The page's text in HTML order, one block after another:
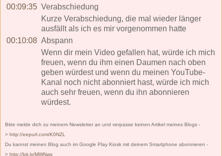
00:09:35 Verabschiedung
Kurze Verabschiedung, die mal wieder länger
ausfällt als ich es mir vorgenommen hatte
00:10:08 Abspann
Wenn dir mein Video gefallen hat, würde ich mich
freuen, wenn du ihm einen Daumen nach oben
geben würdest und wenn du meinen YouTube-
Kanal noch nicht abonniert hast, würde ich mich
auch sehr freuen, wenn du ihn abonnieren
würdest.
Bitte melde dich zu meinem Newsletter an und verpasse keinen Artikel meines Blogs -
> http://eepurl.com/K0NZL
Du kannst meinen Blog auch im Google Play Kiosk mit deinem Smartphone abonnieren -
> http://bit.ly/MWNws